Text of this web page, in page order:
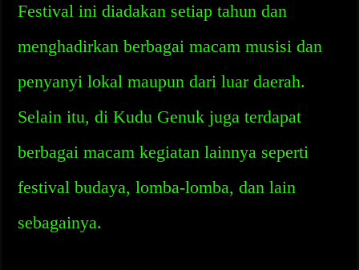
Festival ini diadakan setiap tahun dan
menghadirkan berbagai macam musisi dan
penyanyi lokal maupun dari luar daerah.
Selain itu, di Kudu Genuk juga terdapat
berbagai macam kegiatan lainnya seperti
festival budaya, lomba-lomba, dan lain
sebagainya.